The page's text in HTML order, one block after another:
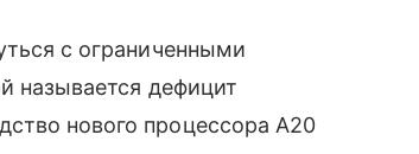
с ограниченными
называется дефицит
нового процессора A20